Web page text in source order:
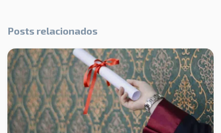
Posts relacionados